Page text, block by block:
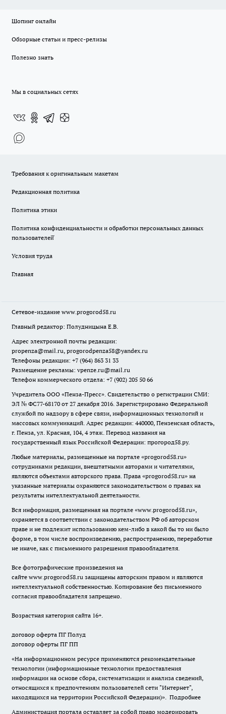
Шопинг онлайн
Обзорные статьи и пресс-релизы
Полезно знать
Мы в социальных сетях
Требования к оригинальным макетам
Редакционная политика
Политика этики
Политика конфиденциальности и обработки персональных данных
пользователей̆
Условия труда
Главная
Сетевое-издание www.progorod58.ru
Главный редактор: Полудницына Е.В.
Адрес электронной почты редакции:
propenza@mail.ru, progorodpenza58@yandex.ru
Телефоны редакции: +7 (964) 863 31 33
Размещение рекламы: vpenze.ru@mail.ru
Телефон коммерческого отдела: +7 (902) 205 50 66
Учредитель ООО «Пенза-Пресс». Свидетельство о регистрации СМИ:
ЭЛ № ФС77-68170 от 27 декабря 2016. Зарегистрировано Федеральной
службой по надзору в сфере связи, информационных технологий и
массовых коммуникаций. Адрес редакции: 440000, Пензенская область,
г. Пенза, ул. Красная, 104, 4 этаж. Перевод названия на
государственный язык Российской Федерации: прогород58.ру.
Любые материалы, размещенные на портале «progorod58.ru»
сотрудниками редакции, внештатными авторами и читателями,
являются объектами авторского права. Права «progorod58.ru» на
указанные материалы охраняются законодательством о правах на
результаты интеллектуальной деятельности.
Вся информация, размещенная на портале «www.progorod58.ru»,
охраняется в соответствии с законодательством РФ об авторском
праве и не подлежит использованию кем-либо в какой бы то ни было
форме, в том числе воспроизведению, распространению, переработке
не иначе, как с письменного разрешения правообладателя.
Все фотографические произведения на
сайте www.progorod58.ru защищены авторским правом и являются
интеллектуальной собственностью. Копирование без письменного
согласия правообладателя запрещено.
Возрастная категория сайта 16+.
договор оферта ПГ Полуд
договор оферты ПГ ПП
«На информационном ресурсе применяются рекомендательные
технологии (информационные технологии предоставления
информации на основе сбора, систематизации и анализа сведений,
относящихся к предпочтениям пользователей сети "Интернет",
находящихся на территории Российской Федерации)». Подробнее
Администрация портала оставляет за собой право модерировать